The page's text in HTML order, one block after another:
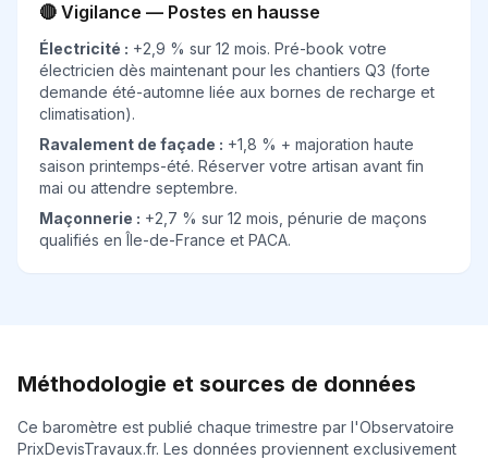
🔴 Vigilance — Postes en hausse
Électricité : +2,9 % sur 12 mois. Pré-book votre
électricien dès maintenant pour les chantiers Q3 (forte
demande été-automne liée aux bornes de recharge et
climatisation).
Ravalement de façade : +1,8 % + majoration haute
saison printemps-été. Réserver votre artisan avant fin
mai ou attendre septembre.
Maçonnerie : +2,7 % sur 12 mois, pénurie de maçons
qualifiés en Île-de-France et PACA.
Méthodologie et sources de données
Ce baromètre est publié chaque trimestre par l'Observatoire
PrixDevisTravaux.fr. Les données proviennent exclusivement